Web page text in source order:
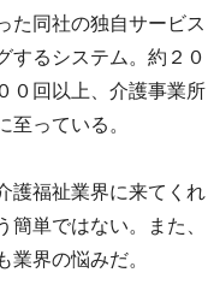
た同社の独自サービス
するシステム。約２０
０回以上、介護事業所
っている。
護福祉業界に来てくれ
単ではない。また、
界の悩みだ。